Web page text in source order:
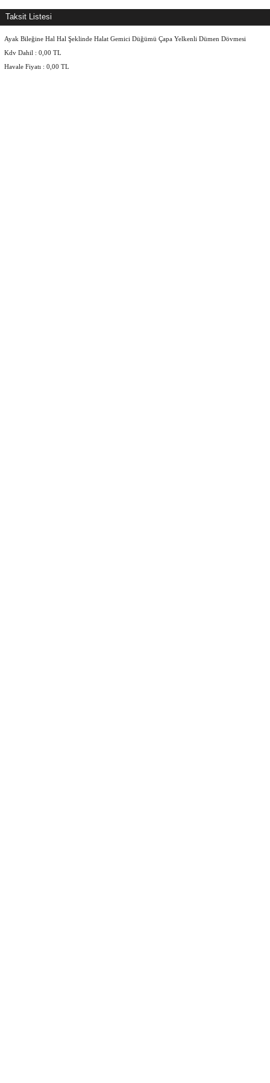
Taksit Listesi
Ayak Bileğine Hal Hal Şeklinde Halat Gemici Düğümü Çapa Yelkenli Dümen Dövmesi
Kdv Dahil : 0,00 TL
Havale Fiyatı : 0,00 TL